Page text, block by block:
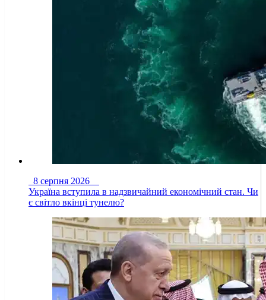
8 серпня 2026
Україна вступила в надзвичайний економічний стан. Чи
є світло вкінці тунелю?